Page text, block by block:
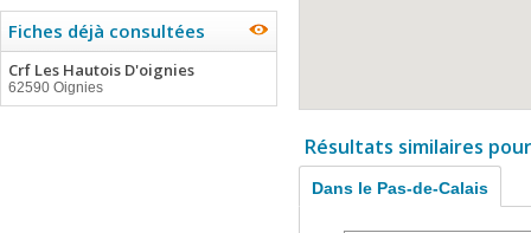
Fiches déjà consultées
Crf Les Hautois D'oignies
62590 Oignies
Résultats similaires
Dans le Pas-de-Calais